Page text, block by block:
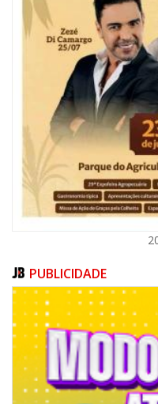
08/08/2026 | 07:00
Reservatórios de Penha são
sem interrupção no
ITAJAÍ
PUBLICIDADE